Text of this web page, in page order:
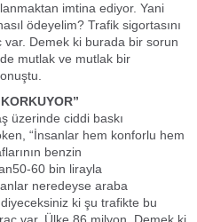
imtina ediyor. Yani
ödeyelim? Trafik sigortasını
Demek ki burada bir sorun
mutlak ve mutlak bir
üzerinde ciddi baskı
“İnsanlar hem konforlu hem
benzin
60 bin lirayla
neredeyse araba
ki şu trafikte bu